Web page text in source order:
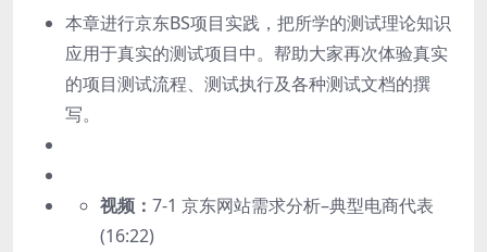
本章进行京东BS项目实践，把所学的测试理论知识
应用于真实的测试项目中。帮助大家再次体验真实
的项目测试流程、测试执行及各种测试文档的撰
写。
视频： 7-1 京东网站需求分析–典型电商代表
(16:22)